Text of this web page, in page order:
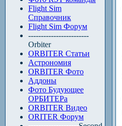
Flight Sim
Справочник
Flight Sim Форум
------------------------
Orbiter
ORBITER Статьи
Астрономия
ORBITER Фото
Аддоны
Фото Будующее
ОРБИТЕРа
ORBITER Видео
ORITER Форум